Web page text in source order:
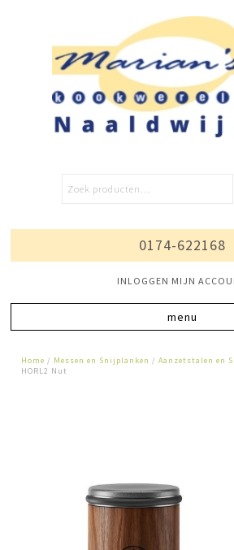
0174-622168
INLOGGEN MIJN
Home / Messen en Snijplanken /Aanzetstalen en
HORL2 Nut